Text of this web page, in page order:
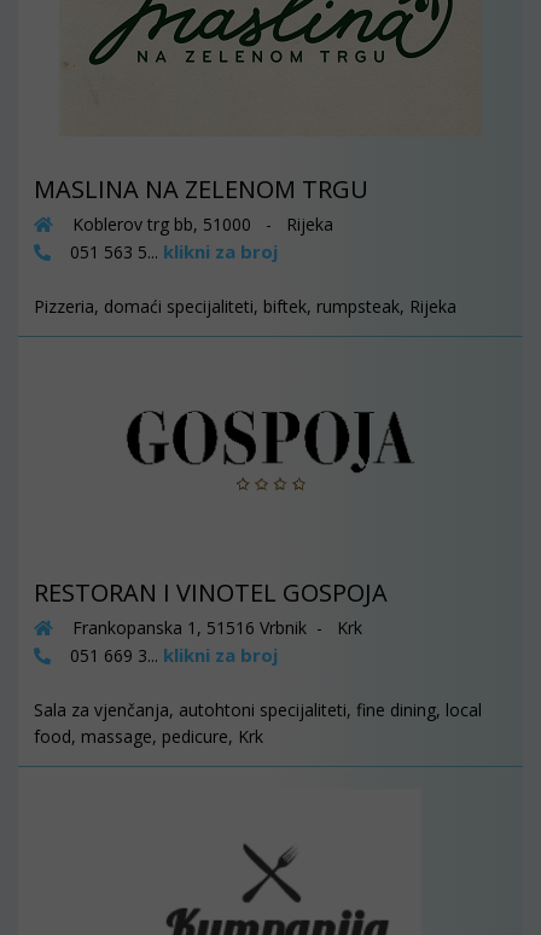
MASLINA NA ZELENOM TRGU
Koblerov trg bb, 51000 - Rijeka
051 563 5... klikni za broj
Pizzeria, domaći specijaliteti, biftek, rumpsteak, Rijeka
RESTORAN I VINOTEL GOSPOJA
Frankopanska 1, 51516 Vrbnik - Krk
051 669 3... klikni za broj
Sala za vjenčanja, autohtoni specijaliteti, fine dining, local
food, massage, pedicure, Krk